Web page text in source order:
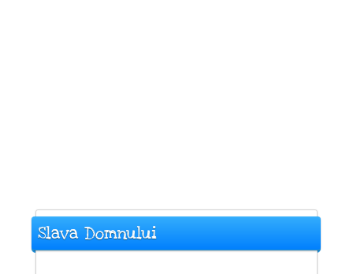
Slava Domnului